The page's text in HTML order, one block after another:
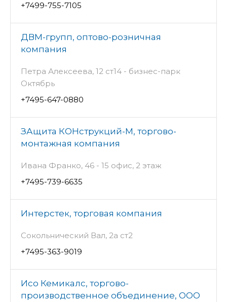
+7499-755-7105
ДВМ-групп, оптово-розничная
компания
Петра Алексеева, 12 ст14 - бизнес-парк
Октябрь
+7495-647-0880
ЗАщита КОНструкций-М, торгово-
монтажная компания
Ивана Франко, 46 - 15 офис, 2 этаж
+7495-739-6635
Интерстек, торговая компания
Сокольнический Вал, 2а ст2
+7495-363-9019
Исо Кемикалс, торгово-
производственное объединение, ООО